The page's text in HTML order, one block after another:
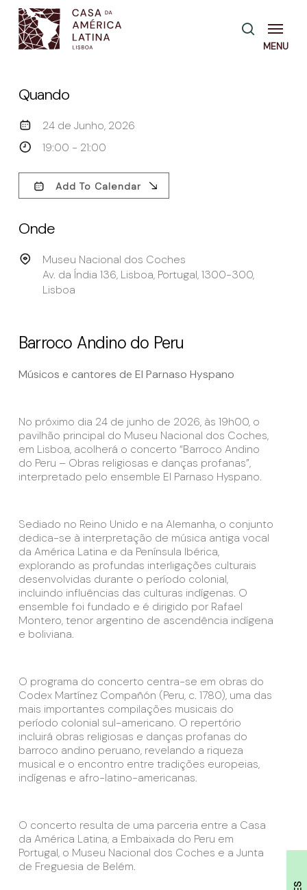
Skip
main
pesquisa
Menu
Quando
24 de Junho, 2026
19:00 - 21:00
Add To Calendar
Onde
Museu Nacional dos Coches
Av. da Índia 136, Lisboa, Portugal, 1300-300,
Lisboa
Barroco Andino do Peru
Músicos e cantores de El Parnaso Hyspano
No próximo dia 24 de junho de 2026, às 19h00, o
pavilhão principal do Museu Nacional dos Coches,
em Lisboa, acolherá o concerto “Barroco Andino
do Peru – Obras religiosas e danças profanas”,
interpretado pelo ensemble El Parnaso Hyspano.
Sediado no Reino Unido e na Alemanha, o conjunto
dedica-se à interpretação de música antiga vocal
da América Latina e da Península Ibérica,
explorando as profundas interligações culturais
desenvolvidas durante o período colonial,
incluindo influências das culturas indígenas. O
ensemble foi fundado e é dirigido por Rafael
Montero, tenor argentino de ascendência indígena
e boliviana.
O programa do concerto centra-se em obras do
Codex Martínez Compañón (Peru, c. 1780), uma das
mais importantes compilações musicais do
período colonial sul-americano. O repertório
incluirá obras religiosas e danças profanas do
barroco andino peruano, revelando a riqueza
musical e o encontro entre tradições europeias,
indígenas e afro-latino-americanas.
O concerto resulta de uma parceria entre a Casa
da América Latina, a Embaixada do Peru em
Portugal, o Museu Nacional dos Coches e a Junta
de Freguesia de Belém.